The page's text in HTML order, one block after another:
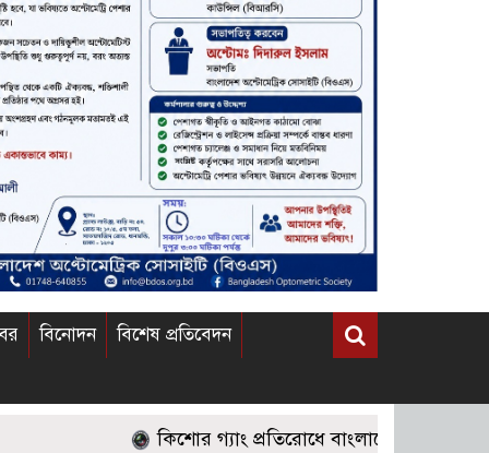
বিনোদন
বিশেষ প্রতিবেদন
কিশোর গ্যাং প্রতিরোধে বাংলাদেশের জনগণের